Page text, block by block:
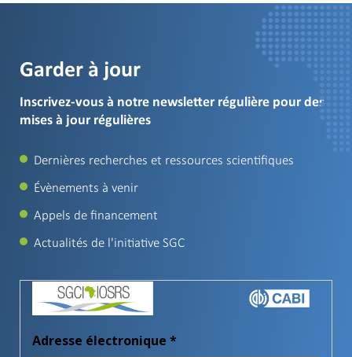
Garder à jour
Inscrivez-vous à notre newsletter régulière pour des
mises à jour régulières
Dernières recherches et ressources scientifiques
Évènements à venir
Appels de financement
Actualités de l'initiative SGC